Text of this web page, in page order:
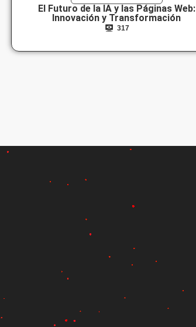
El Futuro de la IA y las Páginas Web:
Innovación y Transformación
317